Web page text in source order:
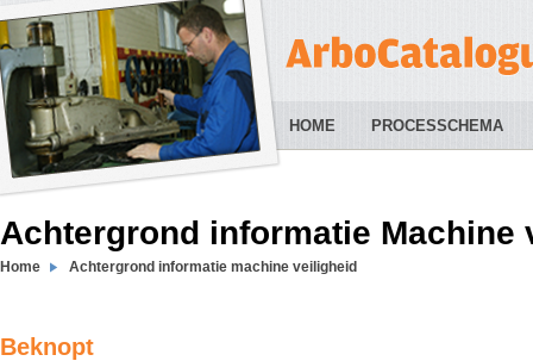
HOME PROCESSCHEMA
Achtergrond informatie Machine
Home Achtergrond informatie machine veiligheid
Beknopt